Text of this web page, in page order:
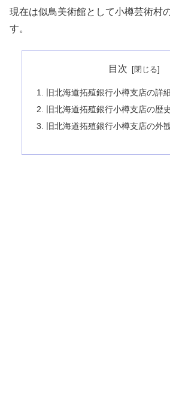
現在は似鳥美術館として小樽芸術村
す。
目次
旧北海道拓殖銀行小樽支店の詳
旧北海道拓殖銀行小樽支店の歴史
旧北海道拓殖銀行小樽支店の外